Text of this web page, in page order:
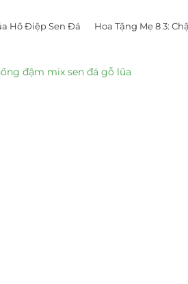
Hồ Điệp Sen Đá Hoa Tặng Mẹ 8 3: